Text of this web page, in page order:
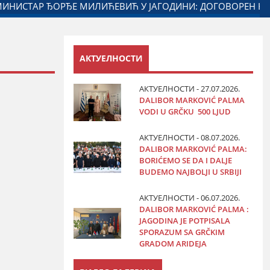
ГРАДА ЈАГОДИНЕ И МИНИСТАРСТВА ЗАДУЖЕНОГ ЗА
АКТУЕЛНОСТИ
АКТУЕЛНОСТИ - 27.07.2026.
DALIBOR MARKOVIĆ PALMA
VODI U GRČKU 500 LJUD
АКТУЕЛНОСТИ - 08.07.2026.
DALIBOR MARKOVIĆ PALMA:
BORIĆEMO SE DA I DALJE
BUDEMO NAJBOLJI U SRBIJI
АКТУЕЛНОСТИ - 06.07.2026.
DALIBOR MARKOVIĆ PALMA :
JAGODINA JE POTPISALA
SPORAZUM SA GRČKIM
GRADOM ARIDEJA